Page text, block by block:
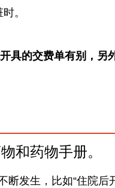
。
具的交费单有别，另
和药物手册。
发生，比如“住院